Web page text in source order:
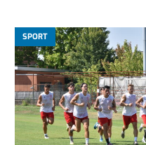
SPORT